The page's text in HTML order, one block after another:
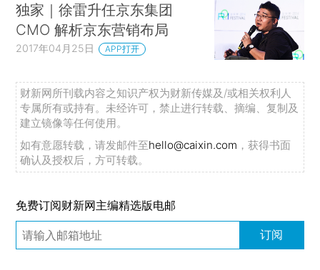
独家｜徐雷升任京东集团
CMO 解析京东营销布局
2017年04月25日 APP打开
财新网所刊载内容之知识产权为财新传媒及/或相关权利人
专属所有或持有。未经许可，禁止进行转载、摘编、复制及
建立镜像等任何使用。
如有意愿转载，请发邮件至hello@caixin.com ，获得书面
确认及授权后，方可转载。
免费订阅财新网主编精选版电邮
订阅